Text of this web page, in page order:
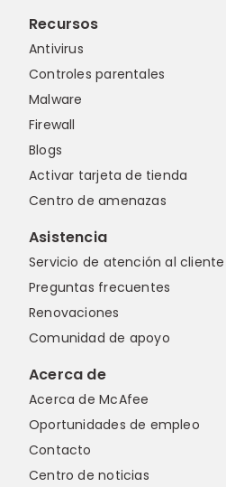
Recursos
Antivirus
Controles parentales
Malware
Firewall
Blogs
Activar tarjeta de tienda
Centro de amenazas
Asistencia
Servicio de atención al cliente
Preguntas frecuentes
Renovaciones
Comunidad de apoyo
Acerca de
Acerca de McAfee
Oportunidades de empleo
Contacto
Centro de noticias